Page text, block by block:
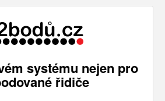
systému nejen pro
řidiče